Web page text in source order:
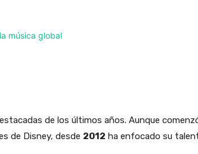
de los últimos años. Aunque
de Disney, desde 2012 ha enfocado su